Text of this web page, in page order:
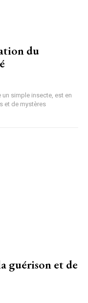
du
simple insecte, est en
et de mystères
guérison et de